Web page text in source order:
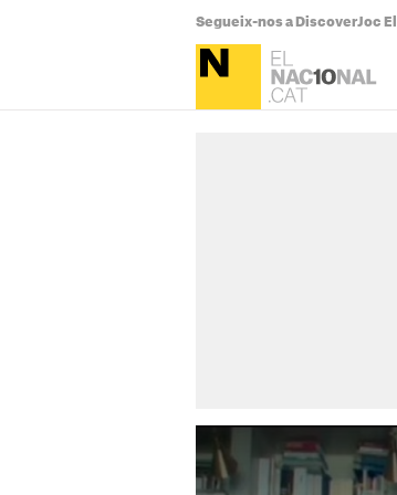
Segueix-nos a DiscoverJoc